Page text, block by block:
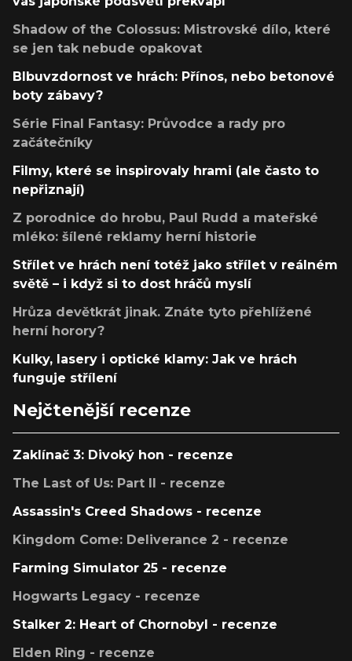
Shadow of the Colossus: Mistrovské dílo, které
se jen tak nebude opakovat
Blbuvzdornost ve hrách: Přínos, nebo betonové
boty zábavy?
Série Final Fantasy: Průvodce a rady pro
začátečníky
Filmy, které se inspirovaly hrami (ale často to
nepřiznají)
Z porodnice do hrobu, Paul Rudd a mateřské
mléko: šílené reklamy herní historie
Střílet ve hrách není totéž jako střílet v reálném
světě – i když si to dost hráčů myslí
Hrůza devětkrát jinak. Znáte tyto přehlížené
herní horory?
Kulky, lasery i optické klamy: Jak ve hrách
funguje střílení
Nejčtenější recenze
Zaklínač 3: Divoký hon - recenze
The Last of Us: Part II - recenze
Assassin's Creed Shadows - recenze
Kingdom Come: Deliverance 2 - recenze
Farming Simulator 25 - recenze
Hogwarts Legacy - recenze
Stalker 2: Heart of Chornobyl - recenze
Elden Ring - recenze